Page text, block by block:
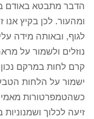
הדבר מתבטא באודם
ומהעור. לכן בקיץ
לגוף, ובאותה מידה
נוזלים ולשמור על
קרם לחות במרקם נכון
ישמור על הלחות
כשהטמפרטורות
זיעה לכלוך